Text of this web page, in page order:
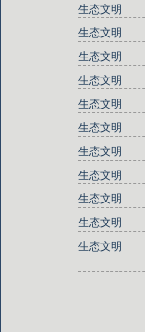
生态文明
生态文明
生态文明
生态文明
生态文明
生态文明
生态文明
生态文明
生态文明
生态文明
生态文明